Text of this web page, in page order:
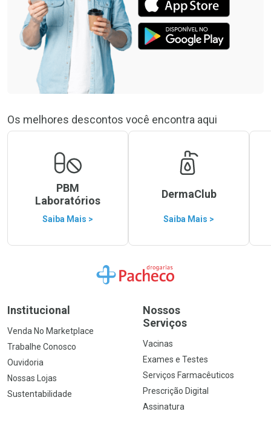
Os melhores descontos você encontra aqui
PBM
Laboratórios
Saiba Mais >
DermaClub
Saiba Mais >
Ir para a Home
Institucional
Venda No Marketplace
Trabalhe Conosco
Ouvidoria
Nossas Lojas
Sustentabilidade
Nossos
Serviços
Vacinas
Exames e Testes
Serviços Farmacêuticos
Prescrição Digital
Assinatura